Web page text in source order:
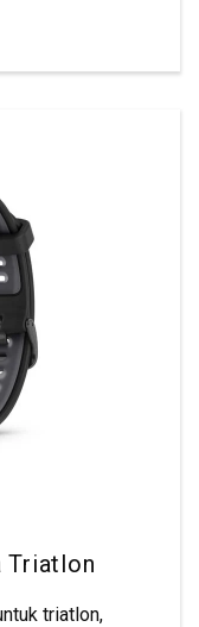
Triatlon
triatlon,